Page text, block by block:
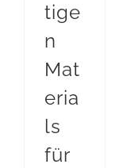
tige
n
Mat
eria
ls
für